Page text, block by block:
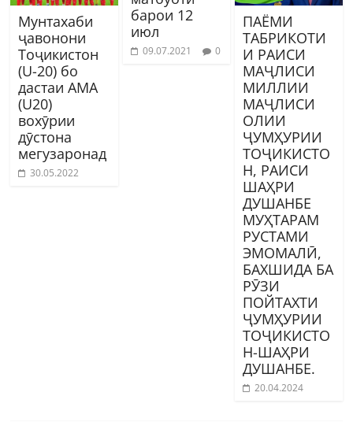
Мунтахаби
ҷавонони
Тоҷикистон
(U-20) бо
дастаи АМА
(U20)
вохӯрии
дӯстона
мегузаронад
30.05.2022
барои 12
июл
09.07.2021 0
ПАЁМИ
ТАБРИКОТИ
И РАИСИ
МАҶЛИСИ
МИЛЛИИ
МАҶЛИСИ
ОЛИИ
ҶУМҲУРИИ
ТОҶИКИСТО
Н, РАИСИ
ШАҲРИ
ДУШАНБЕ
МУҲТАРАМ
РУСТАМИ
ЭМОМАЛӢ,
БАХШИДА БА
РӮЗИ
ПОЙТАХТИ
ҶУМҲУРИИ
ТОҶИКИСТО
Н-ШАҲРИ
ДУШАНБЕ.
20.04.2024